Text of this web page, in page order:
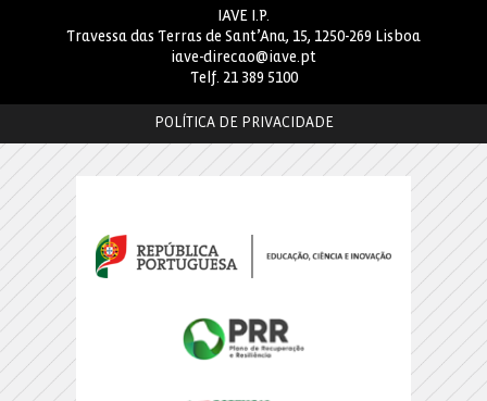
IAVE I.P.
Travessa das Terras de Sant’Ana, 15, 1250-269 Lisboa
iave-direcao@iave.pt
Telf. 21 389 5100
POLÍTICA DE PRIVACIDADE